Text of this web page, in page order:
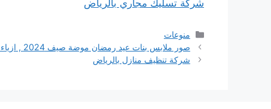
شركة تسليك مجاري بالرياض
التصنيفات
منوعات
صور ملابس بنات عيد رمضان موضة صيف 2024 , ازياء العيد 2024
شركة تنظيف منازل بالرياض